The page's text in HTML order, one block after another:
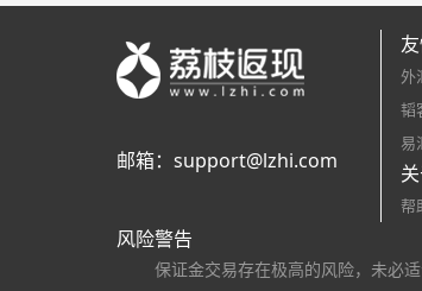
邮箱： support@lzhi.com
外
韬
易
帮
风险警告
保证金交易存在极高的风险，未必